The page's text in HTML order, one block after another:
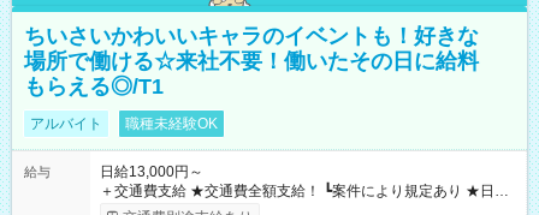
ちいさいかわいいキャラのイベントも！好きな
場所で働ける☆来社不要！働いたその日に給料
もらえる◎/T1
アルバイト 職種未経験OK
給与
日給13,000円～
＋交通費支給 ★交通費全額支給！ ┗案件により規定あり ★日払
いOK！（規定あり） ┗働いたその日に現金GET♪ お仕事後はコ